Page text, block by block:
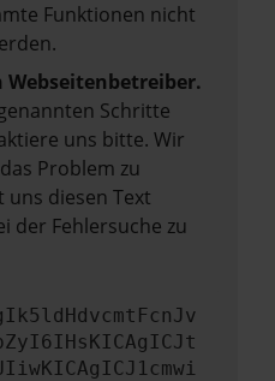
Funktionen nicht
Webseitenbetreiber.
Schritte
uns bitte. Wir
Problem zu
uns diesen Text
der Fehlersuche zu